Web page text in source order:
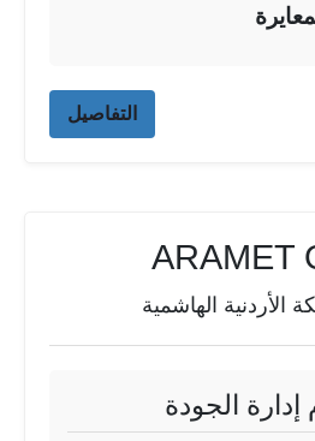
التفاصيل
ARAMET
الأردنية الهاشمية
الجودة